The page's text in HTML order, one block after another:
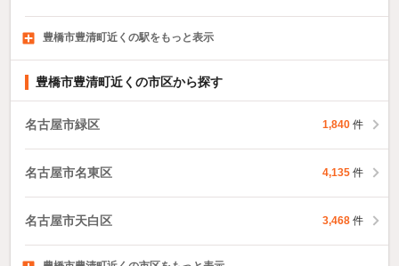
船町駅545件
向ヶ丘駅39件
競輪場前駅596件
豊橋市豊清町近くの駅をもっと表示
豊橋市豊清町近くの市区から探す
名古屋市緑区 1,840 件
名古屋市名東区 4,135 件
名古屋市天白区 3,468 件